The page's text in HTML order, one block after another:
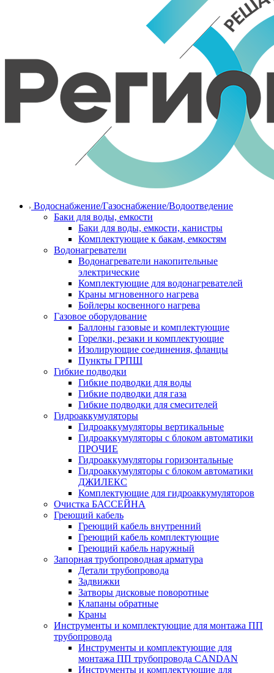
Водоснабжение/Газоснабжение/Водоотведение
Баки для воды, емкости
Баки для воды, емкости, канистры
Комплектующие к бакам, емкостям
Водонагреватели
Водонагреватели накопительные
электрические
Комплектующие для водонагревателей
Краны мгновенного нагрева
Бойлеры косвенного нагрева
Газовое оборудование
Баллоны газовые и комплектующие
Горелки, резаки и комплектующие
Изолирующие соединения, фланцы
Пункты ГРПШ
Гибкие подводки
Гибкие подводки для воды
Гибкие подводки для газа
Гибкие подводки для смесителей
Гидроаккумуляторы
Гидроаккумуляторы вертикальные
Гидроаккумуляторы с блоком автоматики
ПРОЧИЕ
Гидроаккумуляторы горизонтальные
Гидроаккумуляторы с блоком автоматики
ДЖИЛЕКС
Комплектующие для гидроаккумуляторов
Очистка БАССЕЙНА
Греющий кабель
Греющий кабель внутренний
Греющий кабель комплектующие
Греющий кабель наружный
Запорная трубопроводная арматура
Детали трубопровода
Задвижки
Затворы дисковые поворотные
Клапаны обратные
Краны
Инструменты и комплектующие для монтажа ПП
трубопровода
Инструменты и комплектующие для
монтажа ПП трубопровода CANDAN
Инструменты и комплектующие для